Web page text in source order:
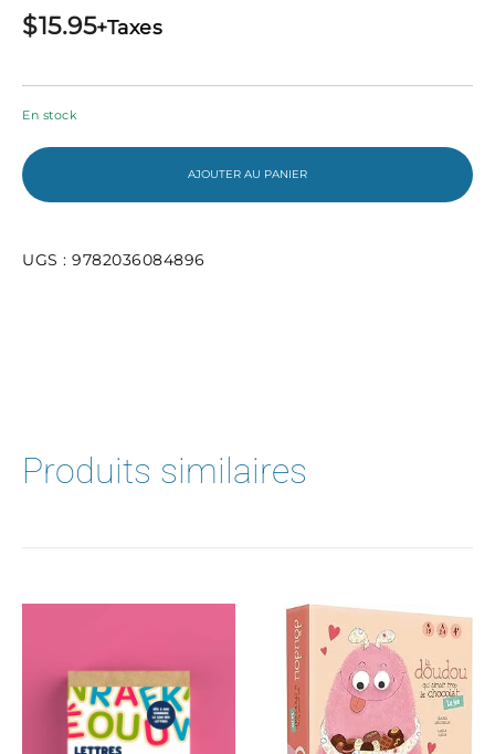
$15.95+Taxes
En stock
AJOUTER AU PANIER
UGS : 9782036084896
Produits similaires